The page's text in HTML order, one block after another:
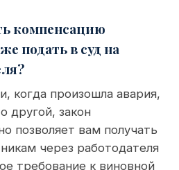
компенсацию
подать в суд на
когда произошла авария,
другой, закон
позволяет вам получать
через работодателя
требование к виновной